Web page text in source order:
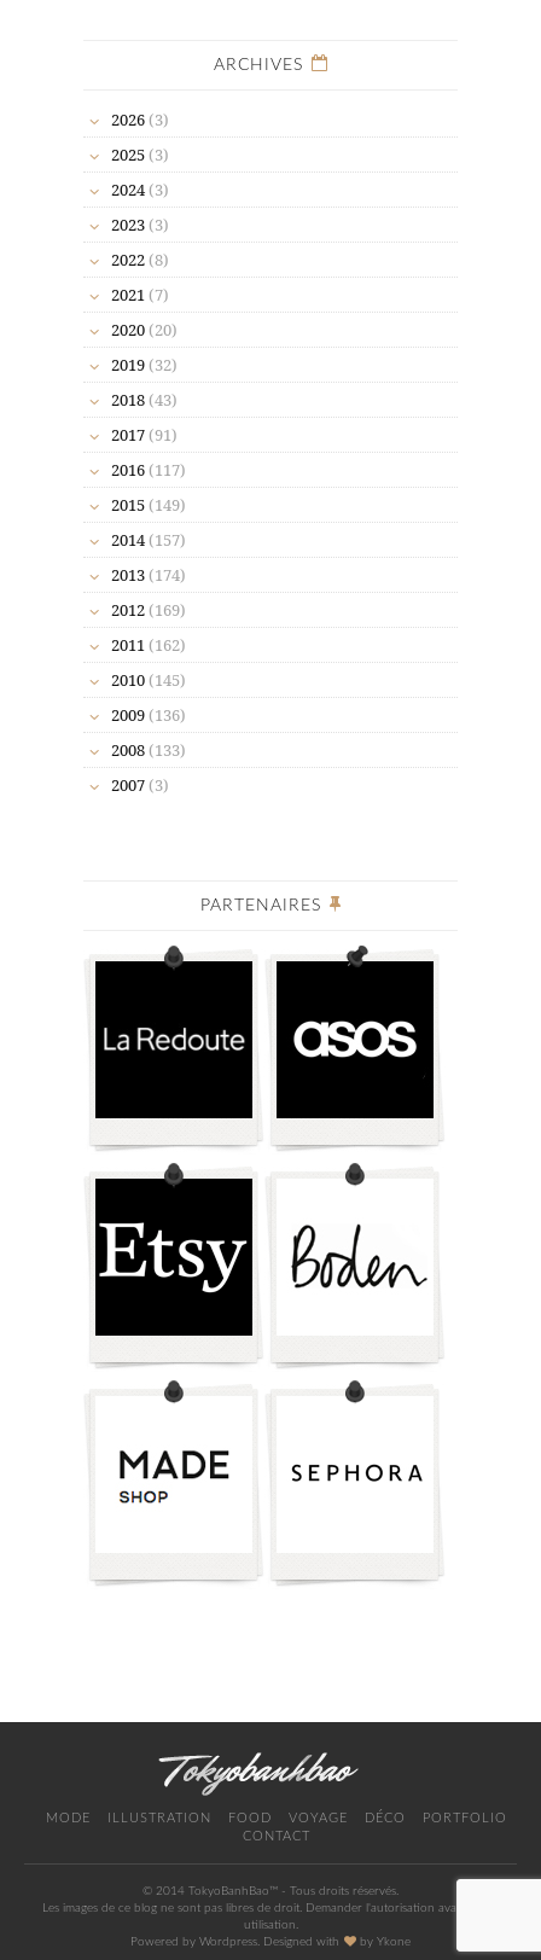
ARCHIVES
2026 (3)
2025 (3)
2024 (3)
2023 (3)
2022 (8)
2021 (7)
2020 (20)
2019 (32)
2018 (43)
2017 (91)
2016 (117)
2015 (149)
2014 (157)
2013 (174)
2012 (169)
2011 (162)
2010 (145)
2009 (136)
2008 (133)
2007 (3)
PARTENAIRES
MODE ILLUSTRATION FOOD VOYAGE DÉCO
PORTFOLIO
CONTACT
© 2014 TokyoBanhBao™ - Tous droits réservés.
Les images de ce blog ne sont pas libres de droit. Demander l'autorisation avant toute
utilisation.
Powered by Wordpress. Designed with
by Ykone